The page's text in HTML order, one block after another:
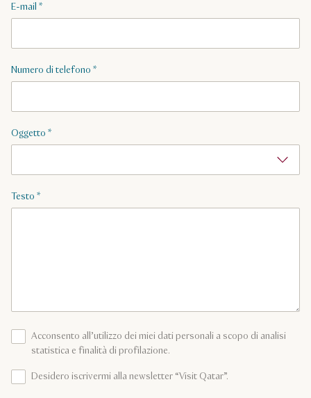
E-mail *
Numero di telefono *
Oggetto *
Testo *
Acconsento all’utilizzo dei miei dati personali a scopo di analisi
statistica e finalità di profilazione.
Desidero iscrivermi alla newsletter “Visit Qatar”.